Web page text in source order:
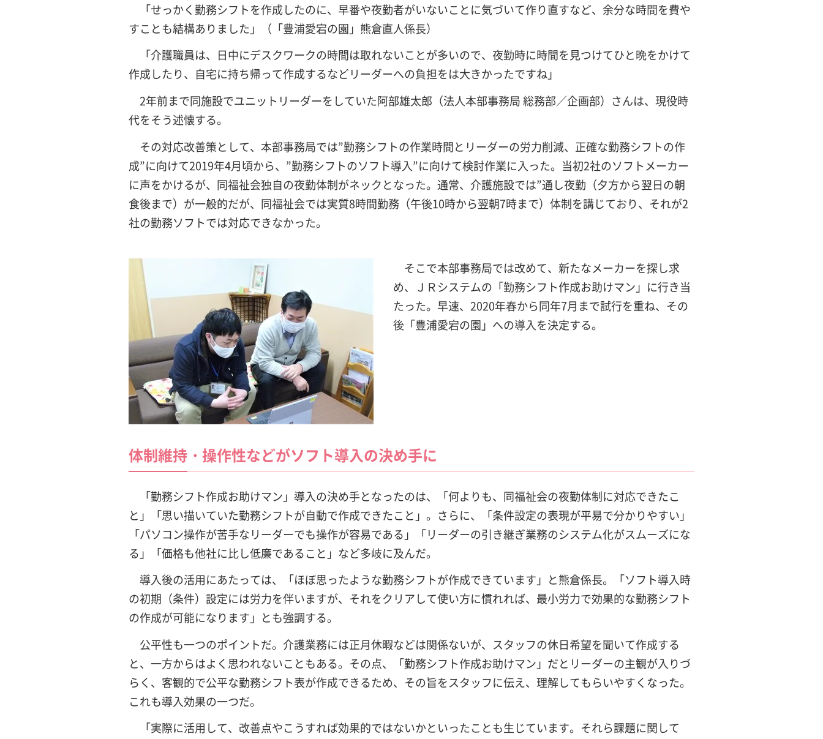
「せっかく勤務シフトを作成したのに、早番や夜勤者がいないことに気づいて作り直すなど、余分な時間を費や
すことも結構ありました」（「豊浦愛宕の園」熊倉直人係長）
「介護職員は、日中にデスクワークの時間は取れないことが多いので、夜勤時に時間を見つけてひと晩をかけて
作成したり、自宅に持ち帰って作成するなどリーダーへの負担をは大きかったですね」
2年前まで同施設でユニットリーダーをしていた阿部雄太郎（法人本部事務局 総務部／企画部）さんは、現役時
代をそう述懐する。
その対応改善策として、本部事務局では”勤務シフトの作業時間とリーダーの労力削減、正確な勤務シフトの作
成”に向けて2019年4月頃から、”勤務シフトのソフト導入”に向けて検討作業に入った。当初2社のソフトメーカー
に声をかけるが、同福祉会独自の夜勤体制がネックとなった。通常、介護施設では”通し夜勤（夕方から翌日の朝
食後まで）が一般的だが、同福祉会では実質8時間勤務（午後10時から翌朝7時まで）体制を講じており、それが2
社の勤務ソフトでは対応できなかった。
そこで本部事務局では改めて、新たなメーカーを探し求
め、ＪＲシステムの「勤務シフト作成お助けマン」に行き当
たった。早速、2020年春から同年7月まで試行を重ね、その
後「豊浦愛宕の園」への導入を決定する。
体制維持・操作性などがソフト導入の決め手に
「勤務シフト作成お助けマン」導入の決め手となったのは、「何よりも、同福祉会の夜勤体制に対応できたこ
と」「思い描いていた勤務シフトが自動で作成できたこと」。さらに、「条件設定の表現が平易で分かりやすい」
「パソコン操作が苦手なリーダーでも操作が容易である」「リーダーの引き継ぎ業務のシステム化がスムーズにな
る」「価格も他社に比し低廉であること」など多岐に及んだ。
導入後の活用にあたっては、「ほぼ思ったような勤務シフトが作成できています」と熊倉係長。「ソフト導入時
の初期（条件）設定には労力を伴いますが、それをクリアして使い方に慣れれば、最小労力で効果的な勤務シフト
の作成が可能になります」とも強調する。
公平性も一つのポイントだ。介護業務には正月休暇などは関係ないが、スタッフの休日希望を聞いて作成する
と、一方からはよく思われないこともある。その点、「勤務シフト作成お助けマン」だとリーダーの主観が入りづ
らく、客観的で公平な勤務シフト表が作成できるため、その旨をスタッフに伝え、理解してもらいやすくなった。
これも導入効果の一つだ。
「実際に活用して、改善点やこうすれば効果的ではないかといったことも生じています。それら課題に関して